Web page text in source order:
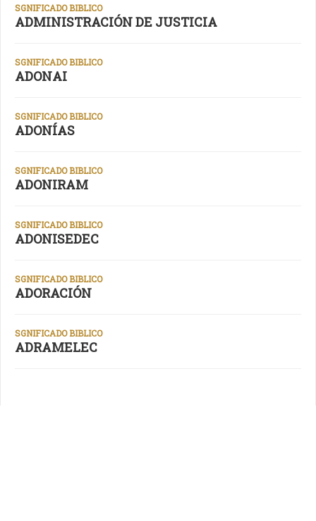
SGNIFICADO BIBLICO
ADMINISTRACIÓN DE JUSTICIA
SGNIFICADO BIBLICO
ADONAI
SGNIFICADO BIBLICO
ADONÍAS
SGNIFICADO BIBLICO
ADONIRAM
SGNIFICADO BIBLICO
ADONISEDEC
SGNIFICADO BIBLICO
ADORACIÓN
SGNIFICADO BIBLICO
ADRAMELEC